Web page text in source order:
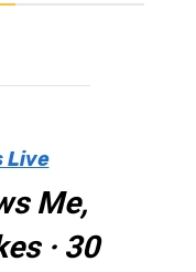
Live
Me,
· 30